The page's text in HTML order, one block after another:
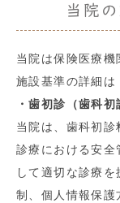
当院
当院は保険医療機
施設基準の詳細は
・歯初診（歯科初
当院は、歯科初
診療における安
して適切な診療
制、個人情報保護